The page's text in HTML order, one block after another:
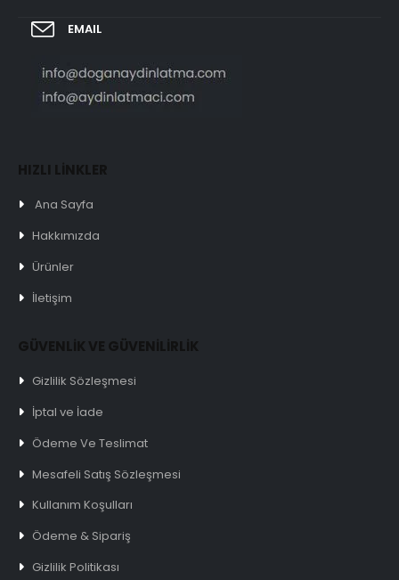
EMAIL
HIZLI LİNKLER
Ana Sayfa
Hakkımızda
Ürünler
İletişim
GÜVENLİK VE GÜVENİLİRLİK
Gizlilik Sözleşmesi
İptal ve İade
Ödeme Ve Teslimat
Mesafeli Satış Sözleşmesi
Kullanım Koşulları
Ödeme & Sipariş
Gizlilik Politikası